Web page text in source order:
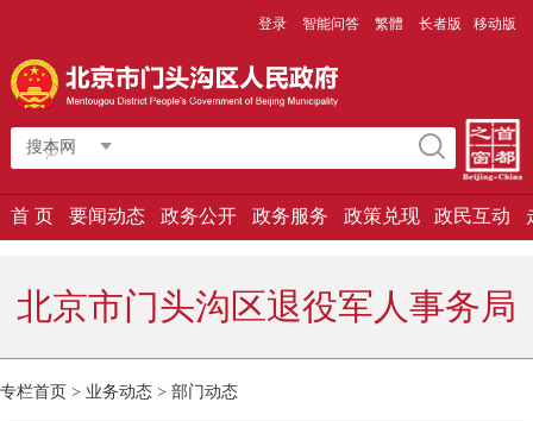
登录 智能问答 繁體 长者版 移动版
搜本网
首 页 要闻动态 政务公开 政务服务 政策兑现 政民互动
北京市门头沟区退役军人事务局
专栏首页 > 业务动态 > 部门动态